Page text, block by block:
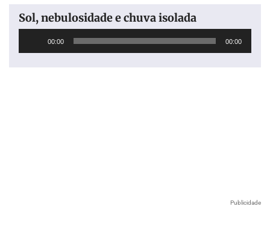
Sol, nebulosidade e chuva isolada
00:00 00:00
Publicidade